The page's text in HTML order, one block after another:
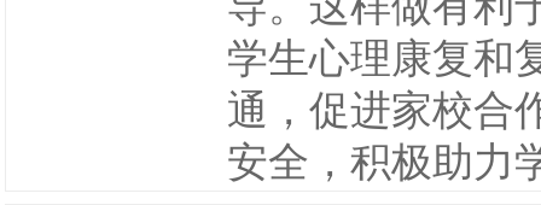
学生心理康复和
通，促进家校合
安全，积极助力